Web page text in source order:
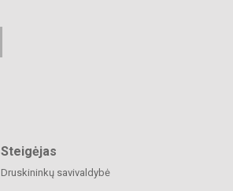
Steigėjas
Druskininkų savivaldybė